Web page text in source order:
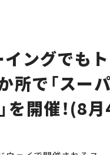
ングでもト
所で「スー
開催！(8